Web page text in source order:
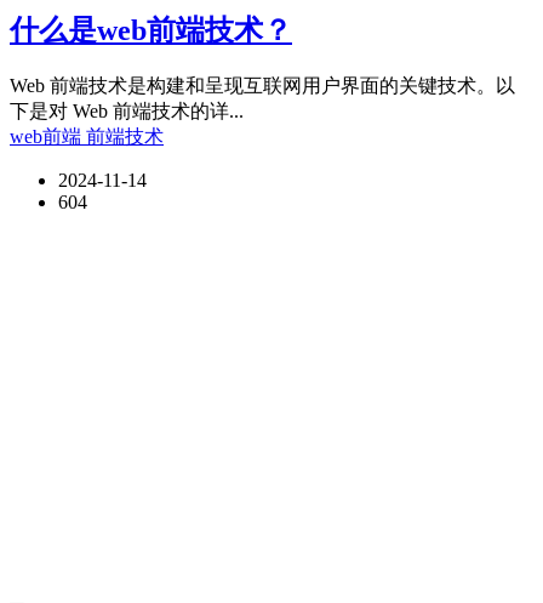
什么是web前端技术？
Web 前端技术是构建和呈现互联网用户界面的关键技术。以
下是对 Web 前端技术的详...
web前端 前端技术
2024-11-14
604